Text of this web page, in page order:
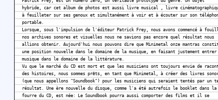
hybride, car cet album de photos est aussi livre musical , livre
à feuilleter sur ses genoux et simultanément à voir et à écouter sur son
portable.
Lorsque, sous l'impulsion de l'éditeur Patrick Frey, nous avons commencé à
nos archives sonores et visuelles nous ne savions pas encore quel résultat nous
allions obtenir. Aujourd'hui nous pouvons dire que Minimetal onze mantras
une position nouvelle dans le domaine de la musique, en faisant justement
musique dans le domaine de la littérature.
Vu que le marché du CD est mort et que les musiciens ont toujours envie de
des histoires, nous sommes prêts, en tant que Minimetal, à créer des livres
(que nous appellons "Soundbook") pour les musiciens qui seraient tentés par un
résultat. Une ère nouvelle du disque, comme l'a été autrefois le booklet dans la
fourre du CD, est née: Le Soundbook pourra aussi comporter des films et il se